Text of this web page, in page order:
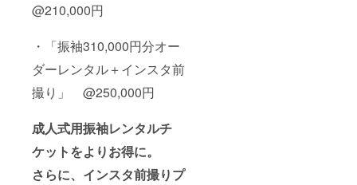
@210,000円
・「振袖310,000円分オー
ダーレンタル＋インスタ前
撮り」 @250,000円
成人式用振袖レンタルチ
ケットをよりお得に。
さらに、インスタ前撮りプ